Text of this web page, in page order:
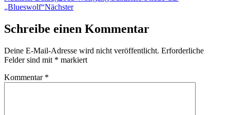
„Blueswolf“Nächster
Schreibe einen Kommentar
Deine E-Mail-Adresse wird nicht veröffentlicht. Erforderliche
Felder sind mit * markiert
Kommentar *